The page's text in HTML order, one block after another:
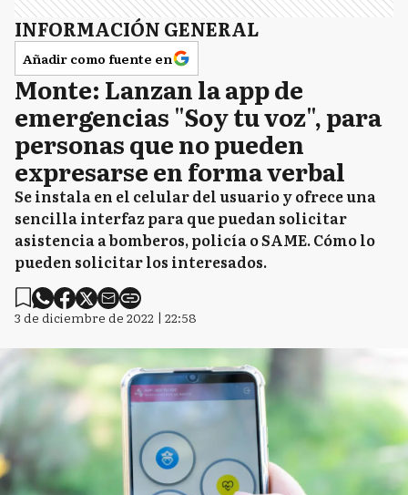
INFORMACIÓN GENERAL
Añadir como fuente en
Monte: Lanzan la app de
emergencias "Soy tu voz", para
personas que no pueden
expresarse en forma verbal
Se instala en el celular del usuario y ofrece una
sencilla interfaz para que puedan solicitar
asistencia a bomberos, policía o SAME. Cómo lo
pueden solicitar los interesados.
3 de diciembre de 2022 | 22:58